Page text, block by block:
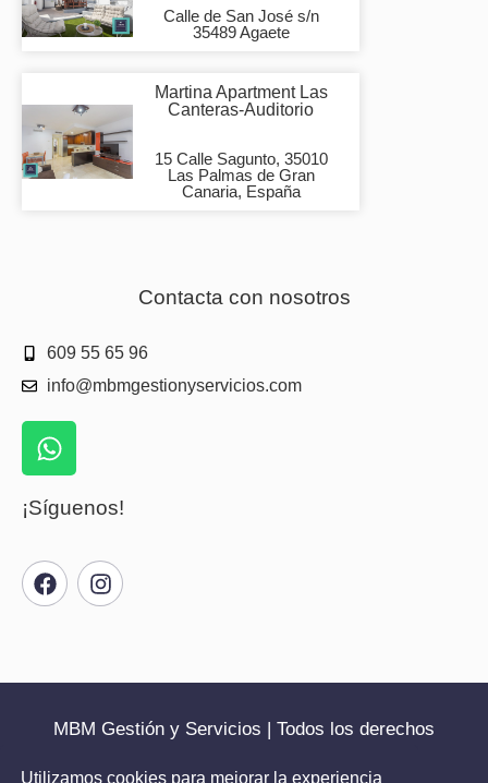
Calle de San José s/n
35489 Agaete
Martina Apartment Las
Canteras-Auditorio
15 Calle Sagunto, 35010
Las Palmas de Gran
Canaria, España
Contacta con nosotros
609 55 65 96
info@mbmgestionyservicios.com
¡Síguenos!
MBM Gestión y Servicios | Todos los derechos
Utilizamos cookies para mejorar la experiencia